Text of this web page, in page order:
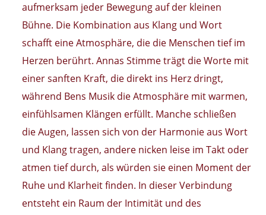
aufmerksam jeder Bewegung auf der kleinen
Bühne. Die Kombination aus Klang und Wort
schafft eine Atmosphäre, die die Menschen tief im
Herzen berührt. Annas Stimme trägt die Worte mit
einer sanften Kraft, die direkt ins Herz dringt,
während Bens Musik die Atmosphäre mit warmen,
einfühlsamen Klängen erfüllt. Manche schließen
die Augen, lassen sich von der Harmonie aus Wort
und Klang tragen, andere nicken leise im Takt oder
atmen tief durch, als würden sie einen Moment der
Ruhe und Klarheit finden. In dieser Verbindung
entsteht ein Raum der Intimität und des